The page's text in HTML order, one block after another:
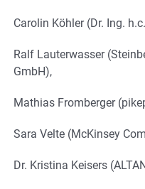
Carolin Köhler (Dr. Ing.
Ralf Lauterwasser
GmbH),
Mathias Fromberger
Sara Velte (McKinsey
Dr. Kristina Keisers